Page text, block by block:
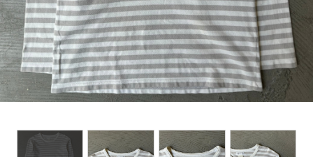
TOPS
OUTER WEAR
BOTTOMS
DESIGNERS ARCHIVES